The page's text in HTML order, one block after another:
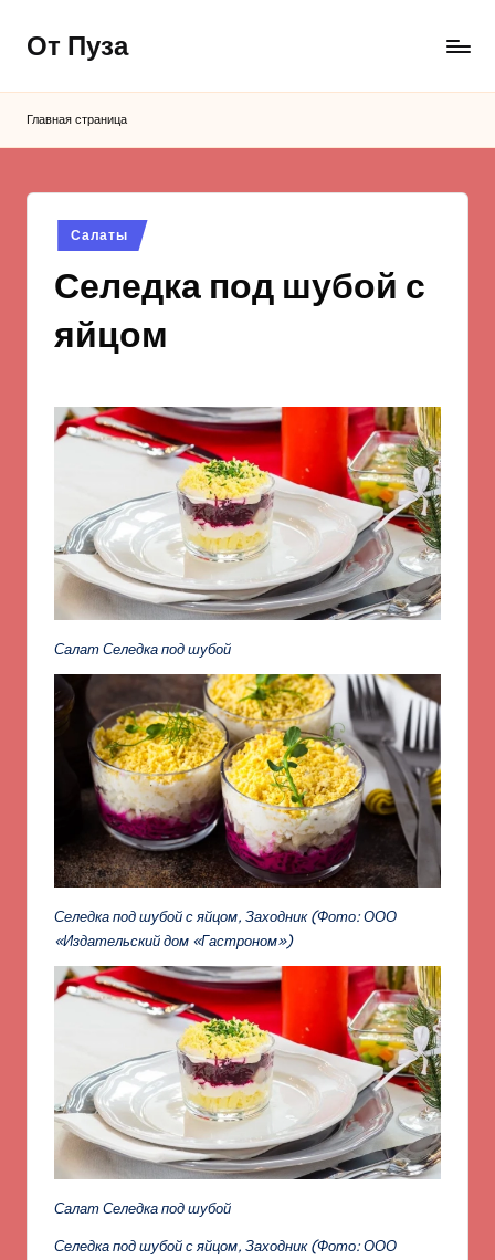
Перейти
содержимому
От Пуза
вкусные
Главная страница
Опубликовано
в
Салаты
Селедка под шубой с
яйцом
Салат Селедка под шубой
Селедка под шубой с яйцом, Заходник(Фото: ООО
«Издательский дом «Гастроном»)
Салат Селедка под шубой
Селедка под шубой с яйцом, Заходник(Фото: ООО